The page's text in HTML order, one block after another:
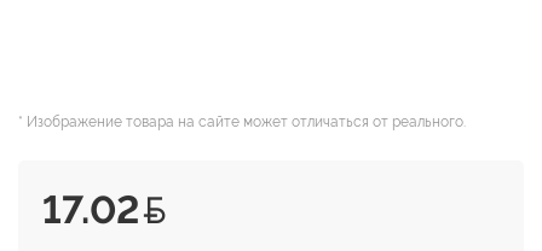
* Изображение товара на сайте может отличаться от реального.
17.02